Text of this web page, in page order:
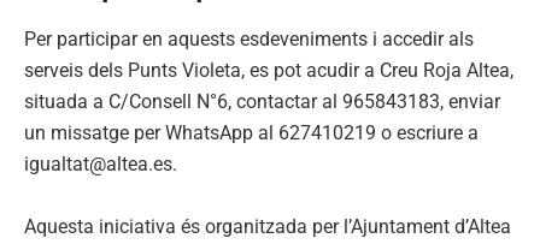
Per participar en aquests esdeveniments i accedir als
serveis dels Punts Violeta, es pot acudir a Creu Roja Altea,
situada a C/Consell N°6, contactar al 965843183, enviar
un missatge per WhatsApp al 627410219 o escriure a
igualtat@altea.es.
Aquesta iniciativa és organitzada per l’Ajuntament d’Altea